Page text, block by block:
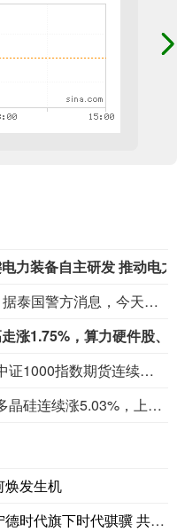
据泰国警方消息，今天（8月7日），泰国首都曼谷以北暖武里府一所学校发生枪击，造成2人受伤。当地政府官员称，枪手是一名学生。
中证1000指数期货连续涨1.16%， 沪深300指数期货连续涨0.79%， 中证500指数期货连续涨1.27%， 上证50指数期货连续涨0.90%。
多晶硅连续涨5.03%，上海原油连续涨4.92%，乙二醇连续涨4.69%，丁二烯橡胶连续涨3.68%，燃料油连续涨3.45%，低硫燃料油连续涨3.32%，焦炭连续涨3.22%，沥青连续涨3.16%，瓶片连续涨3.15%，豆一连续涨2.91%。
焕发生机
旗下时代骐骥 共推重卡换电